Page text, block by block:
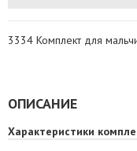
3334 Комплект для
ОПИСАНИЕ
Характеристики